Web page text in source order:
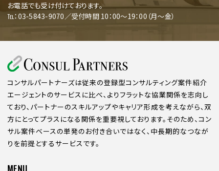
お電話でも受け付けております。
℡：03-5843-9070／受付時間 10：00～19：00（月～金）
コンサルパートナーズは従来の登録型コンサルティング案件紹介
エージェントのサービスに比べ、よりフラットな協業関係を志向し
ており、パートナーのスキルアップやキャリア形成を考えながら、双
方にとってプラスになる関係を重要視しております。そのため、コン
サル案件ベースの単発のお付き合いではなく、中長期的なつなが
りを前提とするサービスです。
MENU